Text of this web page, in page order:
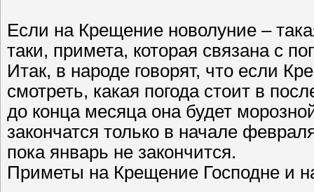
Если на Крещение новолуние –
таки, примета, которая связана с
Итак, в народе говорят, что если
смотреть, какая погода стоит в
до конца месяца она будет
закончатся только в начале
пока январь не закончится.
Приметы на Крещение Господне и